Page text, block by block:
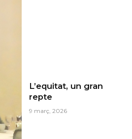
L’equitat, un gran
repte
9 març, 2026